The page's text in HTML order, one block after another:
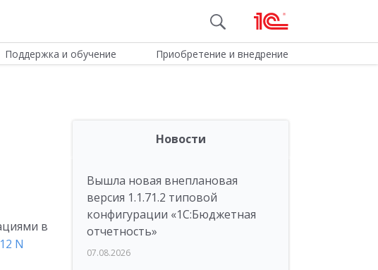
Поддержка и обучение Приобретение и внедрение
в
N
Новости
Вышла новая внеплановая
версия 1.1.71.2 типовой
конфигурации «1C:Бюджетная
отчетность»
07.08.2026